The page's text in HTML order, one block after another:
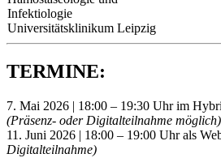
Infektiologie
Universitätsklinikum Leipzig
TERMINE:
7. Mai 2026 | 18:00 – 19:30 Uhr im
(Präsenz- oder Digitalteilnahme möglich)
11. Juni 2026 | 18:00 – 19:00 Uhr als
Digitalteilnahme)